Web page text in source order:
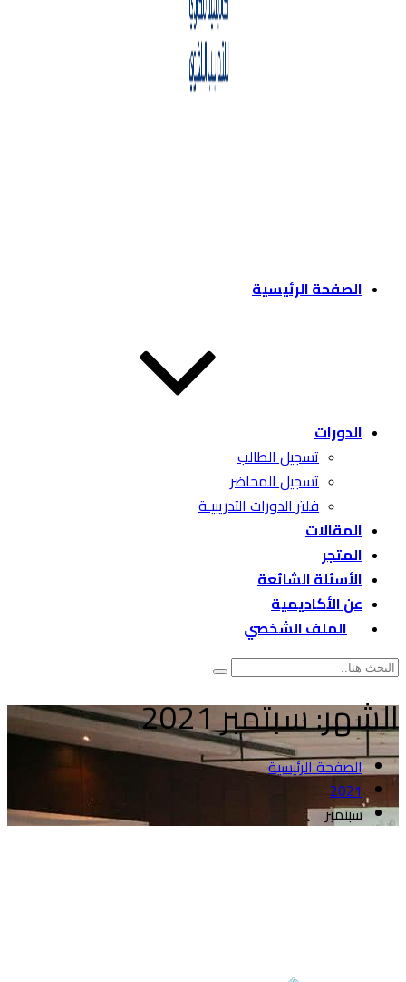
الصفحة الرئيسية
الدورات
تسجيل الطالب
تسجيل المحاضر
فلتر الدورات التدريبيـة
المقالات
المتجر
الأسئلة الشائعة
عن الأكاديمية
الملف الشخصي
الشهر:سبتمبر 2021
الصفحة الرئيسية
2021
سبتمبر